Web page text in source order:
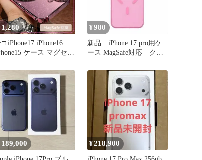
1,280
iPhone17 iPhone16
ケース マグセー
17Pro 17Air
15Pro 15Plus ラ
ピンク 透明 クリア 耐
撃☆☆
¥ 980
新品 iPhone 17 pro用ケ
ース MagSafe対応 クリ
189,000 ¥218,900